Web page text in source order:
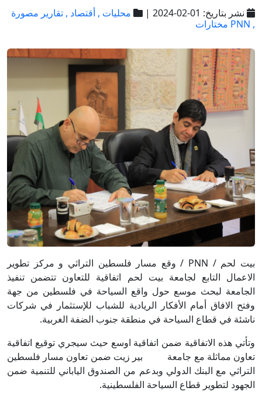
نشر بتاريخ: 01-02-2024 | محليات , أقتصاد , تقارير مصورة
, PNN مختارات
بيت لحم / PNN / وقع مسار فلسطين التراثي و مركز تطوير
الاعمال التابع لجامعة بيت لحم اتفاقية للتعاون تتضمن تنفيذ
الجامعة لبحث موسع حول واقع السياحة في فلسطين من جهة
وفتح الافاق أمام الأفكار الريادية للشباب للإستثمار في شركات
ناشئة في قطاع السياحة في منطقة جنوب الضفة الغربية.
وتأتي هذه الاتفاقية ضمن اتفاقية اوسع حيث سيجري توقيع اتفاقية
تعاون مماثلة مع جامعة بير زيت ضمن تعاون مسار فلسطين
التراثي مع البنك الدولي وبدعم من الصندوق الياباني للتنمية ضمن
الجهود لتطوير قطاع السياحة الفلسطينية.